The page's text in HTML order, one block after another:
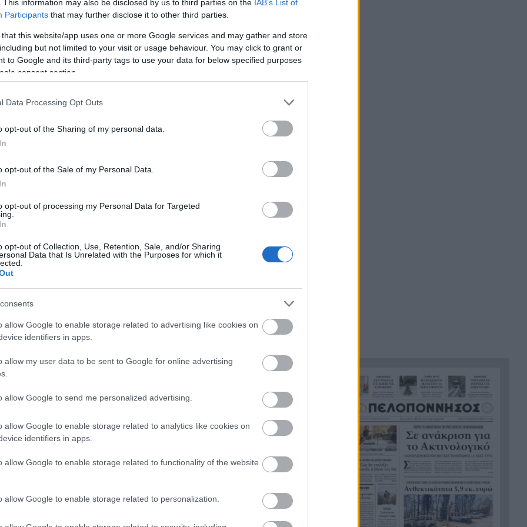
This information may also be disclosed by us to third parties on the IAB’s List of
Participants that may further disclose it to other third parties.
that this website/app uses one or more Google services and may gather and store
but not limited to your visit or usage behaviour. You may click to grant or
to Google and its third-party tags to use your data for below specified purposes
consent section.
Data Processing Opt Outs
opt-out of the Sharing of my personal data.
opt-out of the Sale of my Personal Data.
opt-out of processing my Personal Data for Targeted
opt-out of Collection, Use, Retention, Sale, and/or Sharing
Data that Is Unrelated with the Purposes for which it
allow Google to enable storage related to advertising like cookies on
identifiers in apps.
allow my user data to be sent to Google for online advertising
allow Google to send me personalized advertising.
allow Google to enable storage related to analytics like cookies on
identifiers in apps.
allow Google to enable storage related to functionality of the website
allow Google to enable storage related to personalization.
Βασίλης Κόκκαλης: Παρέδωσε την έδρα και
αλλά κρατά κλειστά τα χαρτιά του
–
Πρόεδρος στον ΣΥΡΙΖΑ η Ρένα Δούρου, γραμματέας ο
στο Αίγιο: Οδηγός λεωφορείου
έχασε τις αισθήσεις του και τη
ζωή του! ΦΩΤΟ
20:12 Κόκκινα τα 118 κτίρια στις 325
αυτοψίες των πληγεισών
περιοχών από τις
καταστροφικές πυρκαγιές
20:00 Η ανακοίνωση της ΕΑΠ για
Βασιλάκο και Μαμάση
Γιατί οδηγήθηκαν στη φυλακή